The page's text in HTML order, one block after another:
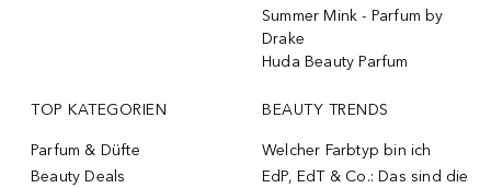
Summer Mink - Parfum by
Drake
Huda Beauty Parfum
TOP KATEGORIEN
Parfum & Düfte
Beauty Deals
BEAUTY TRENDS
Welcher Farbtyp bin ich
EdP, EdT & Co.: Das sind die